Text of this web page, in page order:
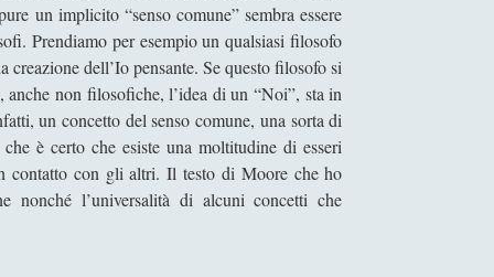
un implicito “senso comune” sembra essere
Prendiamo per esempio un qualsiasi filosofo
creazione dell’Io pensante. Se questo filosofo si
non filosofiche, l’idea di un “Noi”, sta in
un concetto del senso comune, una sorta di
è certo che esiste una moltitudine di esseri
contatto con gli altri. Il testo di Moore che ho
nonché l’universalità di alcuni concetti che